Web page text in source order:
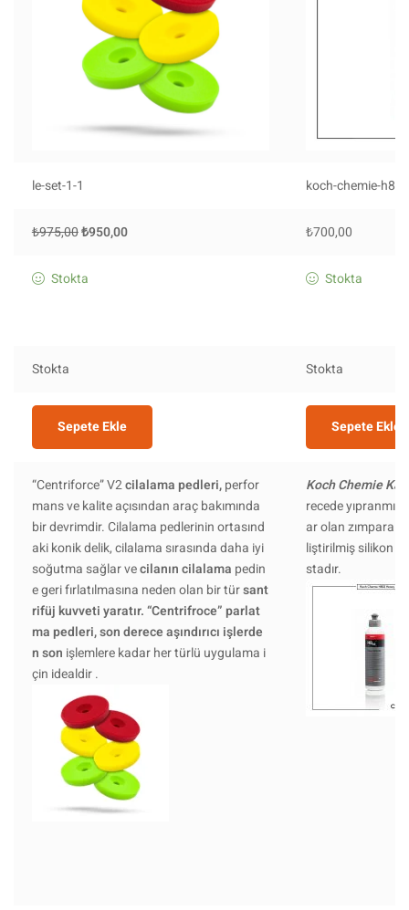
le-set-1-1 koch-chemie-
₺975,00₺950,00 ₺700,00
Stokta Stokta
Stokta Stokta
Sepete Ekle Sepete Ekle
“Centriforce” V2cilalama pedleri,perfor
mans ve kalite açısından araç bakımında
bir devrimdir. Cilalama pedlerinin ortasınd
aki konik delik, cilalama sırasında daha iyi
soğutma sağlar vecilanıncilalama pedin
e geri fırlatılmasına neden olan bir türsant
rifüj kuvveti yaratır.“Centrifroce” parlat
ma pedleri, son derece aşındırıcı işlerde
nson işlemlere kadar her türlü uygulama i
çin idealdir .
Koch Chemie
recede
ar olan zımpara
liştirilmiş silikon
stadır.